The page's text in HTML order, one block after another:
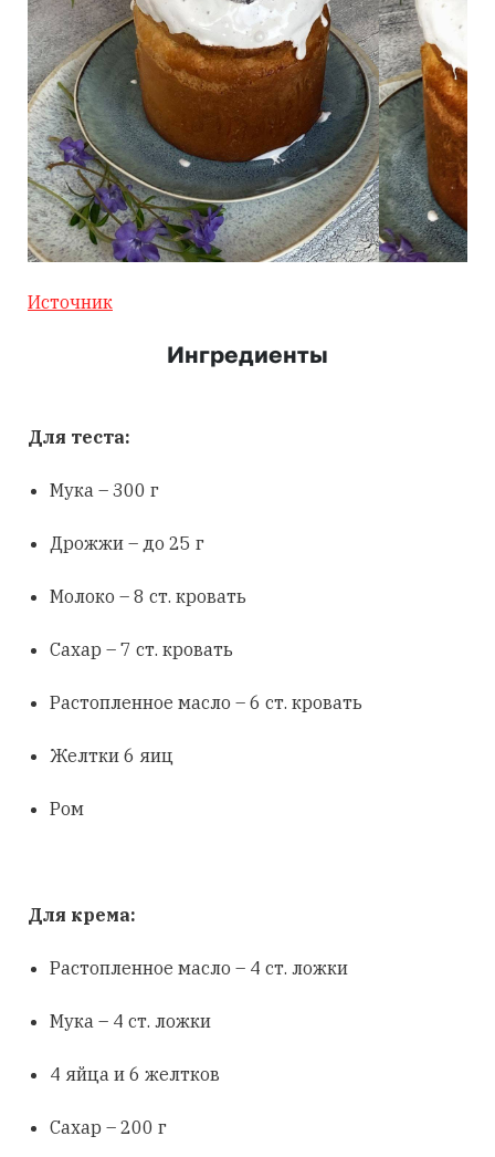
Источник
Ингредиенты
Для теста:
Мука – 300 г
Дрожжи – до 25 г
Молоко – 8 ст. кровать
Сахар – 7 ст. кровать
Растопленное масло – 6 ст. кровать
Желтки 6 яиц
Ром
Для крема:
Растопленное масло – 4 ст. ложки
Мука – 4 ст. ложки
4 яйца и 6 желтков
Сахар – 200 г